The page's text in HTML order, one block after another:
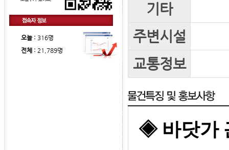
오늘 : 316명
전체 : 21,789명
기타
주변시설
교통정보
◈ 바닷가